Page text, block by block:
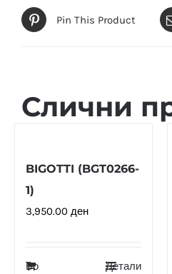
Pin This Product
Слични
BIGOTTI (BGT0266-
1)
3,950.00 ден
Во
Детали